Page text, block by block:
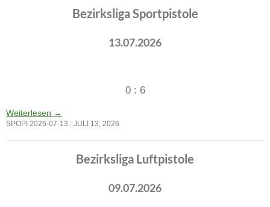
Bezirksliga Sportpistole
13.07.2026
0 : 6
Weiterlesen →
SPOPI 2026-07-13 JULI 13, 2026
Bezirksliga Luftpistole
09.07.2026